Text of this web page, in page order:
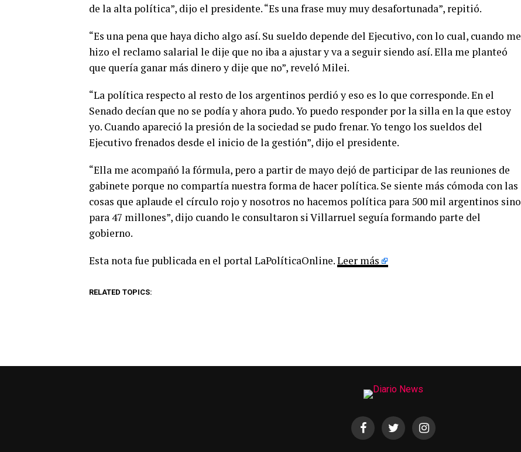
de la alta política”, dijo el presidente. “Es una frase muy muy desafortunada”, repitió.
“Es una pena que haya dicho algo así. Su sueldo depende del Ejecutivo, con lo cual, cuando me
hizo el reclamo salarial le dije que no iba a ajustar y va a seguir siendo así. Ella me planteó
que quería ganar más dinero y dije que no”, reveló Milei.
“La política respecto al resto de los argentinos perdió y eso es lo que corresponde. En el
Senado decían que no se podía y ahora pudo. Yo puedo responder por la silla en la que estoy
yo. Cuando apareció la presión de la sociedad se pudo frenar. Yo tengo los sueldos del
Ejecutivo frenados desde el inicio de la gestión”, dijo el presidente.
“Ella me acompañó la fórmula, pero a partir de mayo dejó de participar de las reuniones de
gabinete porque no compartía nuestra forma de hacer política. Se siente más cómoda con las
cosas que aplaude el círculo rojo y nosotros no hacemos política para 500 mil argentinos sino
para 47 millones”, dijo cuando le consultaron si Villarruel seguía formando parte del
gobierno.
Esta nota fue publicada en el portal LaPolíticaOnline.Leer más
RELATED TOPICS: